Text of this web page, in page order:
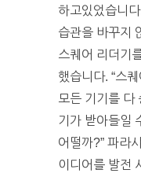
하고있었습니
습관을 바꾸지
스퀘어 리더기
했습니다. “스
모든 기기를 다
기가 받아들일
어떨까?” 파라
이디어를 발전